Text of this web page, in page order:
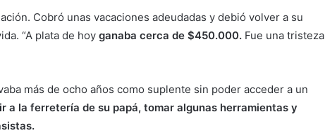
Cobró unas vacaciones adeudadas y debió volver a su
“A plata de hoy ganaba cerca de $450.000. Fue una tristeza
más de ocho años como suplente sin poder acceder a un
ir a la ferretería de su papá, tomar algunas herramientas y